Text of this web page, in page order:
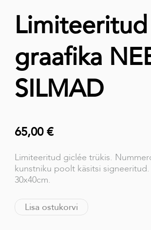
Limiteeritud
graafika
SILMAD
65,00 €
Limiteeritud giclée trükis.
kunstniku poolt käsitsi
30x40cm.
Lisa ostukorvi